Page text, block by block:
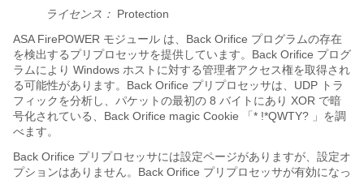
ライセンス： Protection
ASA FirePOWER モジュール は、Back Orifice プログラムの存在
を検出するプリプロセッサを提供しています。Back Orifice プログ
ラムにより Windows ホストに対する管理者アクセス権を取得され
る可能性があります。Back Orifice プリプロセッサは、 UDP トラ
フィックを分析し、パケットの最初の 8 バイトにあり XOR で暗
号化されている、Back Orifice magic Cookie 「* !*QWTY? 」を調
べます。
Back Orifice プリプロセッサには設定ページがありますが、設定オ
プションはありません。Back Orifice プリプロセッサが有効になっ